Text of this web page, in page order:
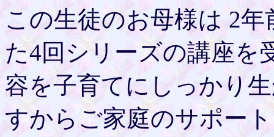
この生徒のお母様は 2
た4回シリーズの講座を
容を子育てにしっかり
すからご家庭のサポー